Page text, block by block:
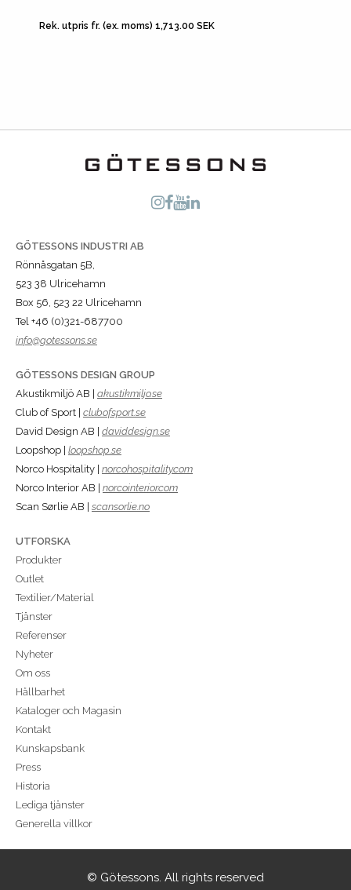
Rek. utpris fr. (ex. moms) 1,713.00 SEK
GÖTESSONS INDUSTRI AB
Rönnåsgatan 5B,
523 38 Ulricehamn
Box 56, 523 22 Ulricehamn
Tel +46 (0)321-687700
info@gotessons.se
GÖTESSONS DESIGN GROUP
Akustikmiljö AB | akustikmiljo.se
Club of Sport | clubofsport.se
David Design AB | daviddesign.se
Loopshop | loopshop.se
Norco Hospitality | norcohospitality.com
Norco Interior AB | norcointerior.com
Scan Sørlie AB | scansorlie.no
UTFORSKA
Produkter
Outlet
Textilier/Material
Tjänster
Referenser
Nyheter
Om oss
Hållbarhet
Kataloger och Magasin
Kontakt
Kunskapsbank
Press
Historia
Lediga tjänster
Generella villkor
© Götessons. All rights reserved